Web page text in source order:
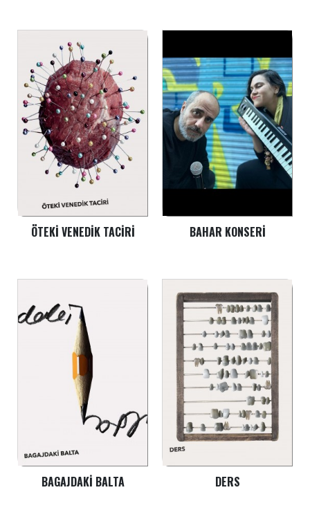
ÖTEKI VENEDIK TACIRI BAHAR KONSERI
BAGAJDAKI BALTA DERS